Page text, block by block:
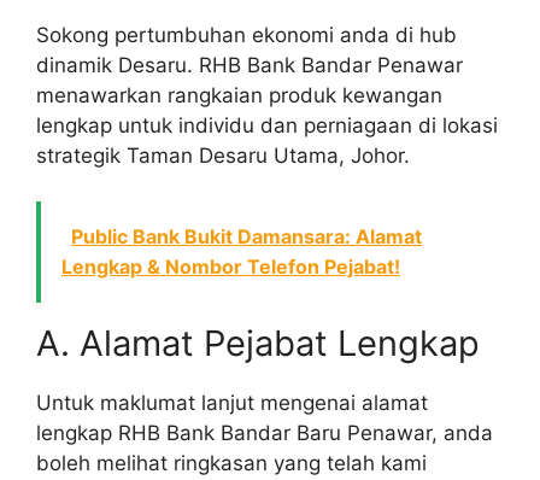
Sokong pertumbuhan ekonomi anda di hub
dinamik Desaru. RHB Bank Bandar Penawar
menawarkan rangkaian produk kewangan
lengkap untuk individu dan perniagaan di lokasi
strategik Taman Desaru Utama, Johor.
Public Bank Bukit Damansara: Alamat
Lengkap & Nombor Telefon Pejabat!
A. Alamat Pejabat Lengkap
Untuk maklumat lanjut mengenai alamat
lengkap RHB Bank Bandar Baru Penawar, anda
boleh melihat ringkasan yang telah kami